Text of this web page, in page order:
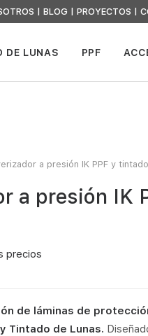
BLOG PROYECTOS
DE LUNAS PPF
a presión IK PPF y
a presión IK
precios
de láminas de
Tintado de Lunas.